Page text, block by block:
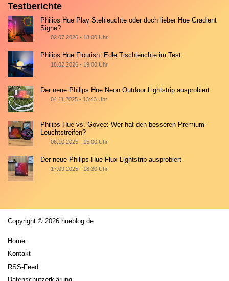
Testberichte
Philips Hue Play Stehleuchte oder doch lieber Hue Gradient
Signe?
02.07.2026 - 18:00 Uhr
Philips Hue Flourish: Edle Tischleuchte im Test
18.02.2026 - 19:00 Uhr
Der neue Philips Hue Neon Outdoor Lightstrip ausprobiert
04.11.2025 - 13:43 Uhr
Philips Hue vs. Govee: Wer hat den besseren Premium-
Leuchtstreifen?
06.10.2025 - 15:00 Uhr
Der neue Philips Hue Flux Lightstrip ausprobiert
17.09.2025 - 18:30 Uhr
Copyright © 2026 hueblog.de
Home
Kontakt
RSS-Feed